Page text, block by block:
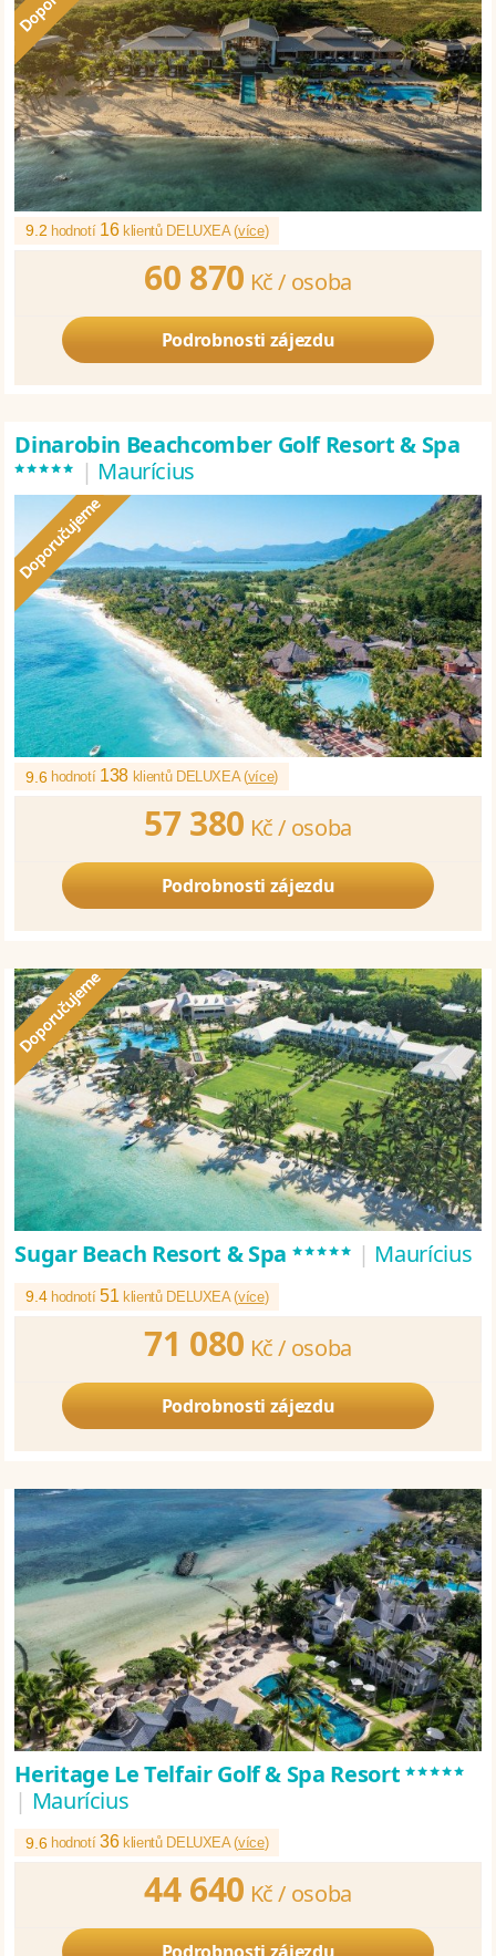
9.2 hodnotí 16klientů DELUXEA (více)
60 870 Kč / osoba
Podrobnosti zájezdu
Dinarobin Beachcomber Golf Resort & Spa
***** | Maurícius
9.6 hodnotí 138 klientů DELUXEA (více)
57 380 Kč / osoba
Podrobnosti zájezdu
Sugar Beach Resort & Spa ***** | Maurícius
9.4 hodnotí51 klientů DELUXEA (více)
71 080 Kč / osoba
Podrobnosti zájezdu
Heritage Le Telfair Golf & Spa Resort*****
| Maurícius
9.6 hodnotí36klientů DELUXEA (více)
44 640 Kč / osoba